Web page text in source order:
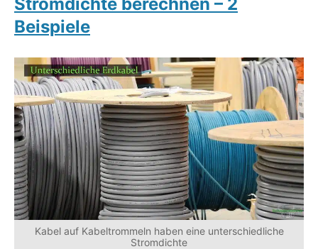
Beispiele
Kabel auf Kabeltrommeln haben eine unterschiedliche
Stromdichte